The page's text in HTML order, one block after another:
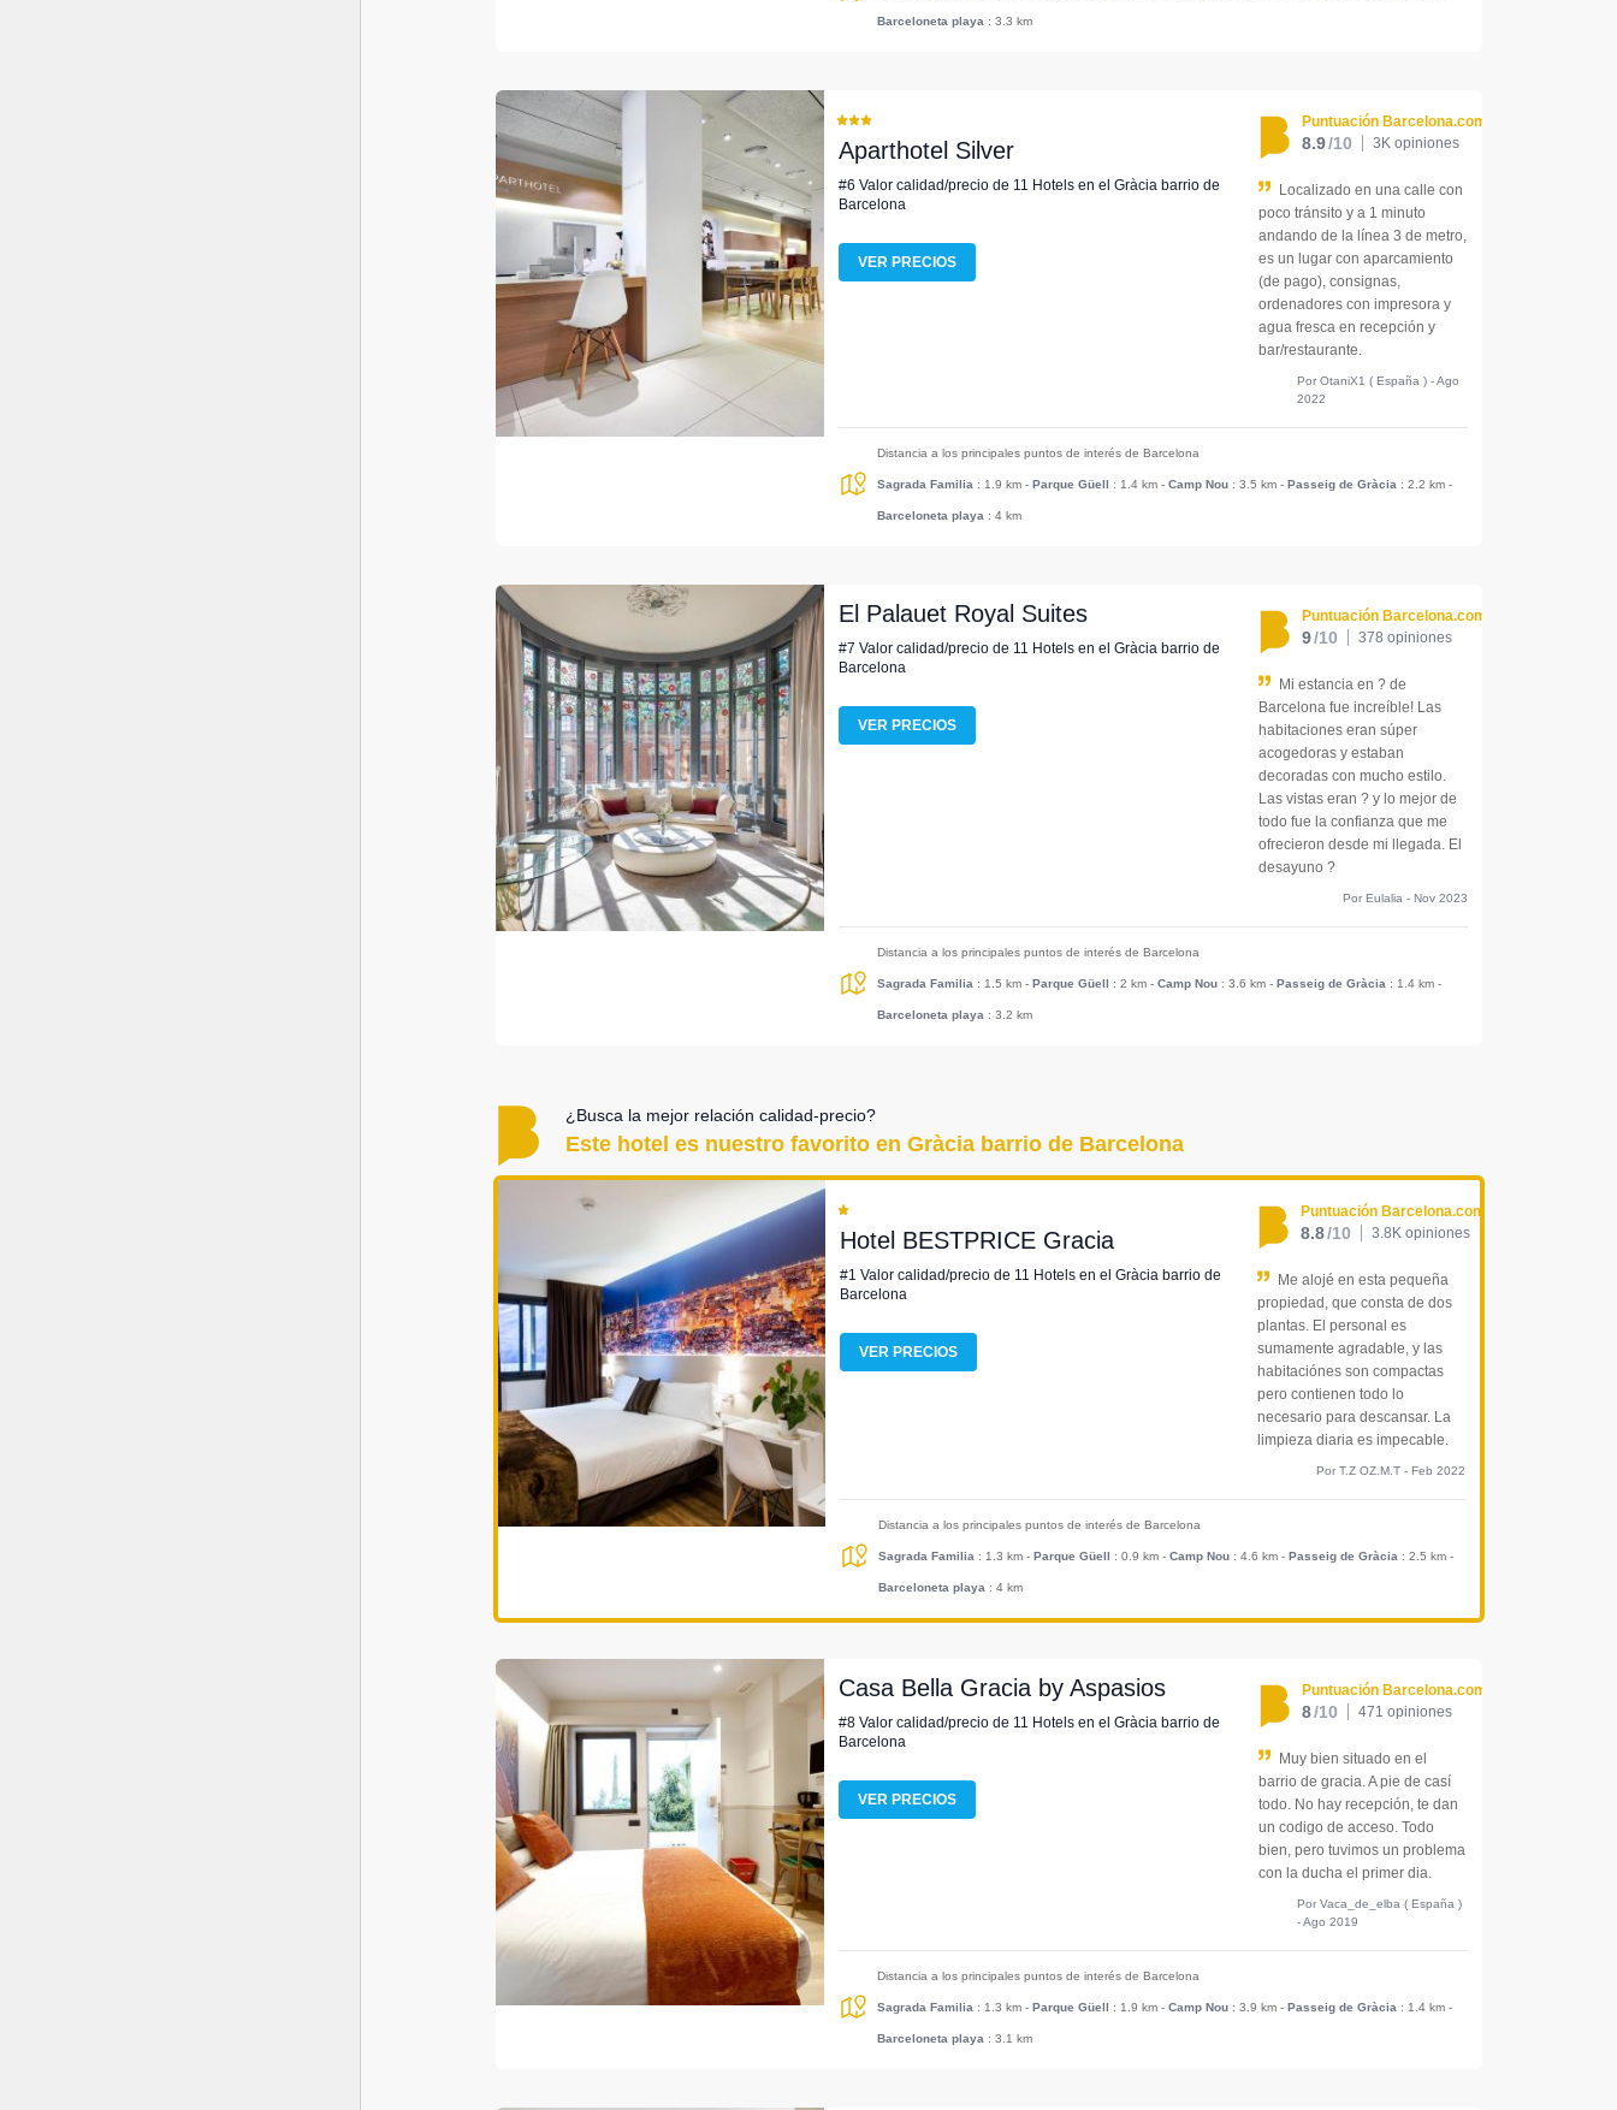
Barceloneta playa : 3.3 km
Aparthotel Silver
#6 Valor calidad/precio de 11 Hotels en el Gràcia barrio de
Barcelona
VER PRECIOS
Puntuación Barcelona.com
8.9/10 3K opiniones
Localizado en una calle con
poco tránsito y a 1 minuto
andando de la línea 3 de metro,
es un lugar con aparcamiento
(de pago), consignas,
ordenadores con impresora y
agua fresca en recepción y
bar/restaurante.
Por OtaniX1 ( España ) - Ago
2022
Distancia a los principales puntos de interés de Barcelona
Sagrada Familia : 1.9 km-Parque Güell : 1.4 km-Camp Nou : 3.5 km-Passeig de Gràcia : 2.2 km-
Barceloneta playa : 4 km
El Palauet Royal Suites
#7 Valor calidad/precio de 11 Hotels en el Gràcia barrio de
Barcelona
VER PRECIOS
Puntuación Barcelona.com
9/10 378 opiniones
Mi estancia en ? de
Barcelona fue increíble! Las
habitaciones eran súper
acogedoras y estaban
decoradas con mucho estilo.
Las vistas eran ? y lo mejor de
todo fue la confianza que me
ofrecieron desde mi llegada. El
desayuno ?
Por Eulalia - Nov 2023
Distancia a los principales puntos de interés de Barcelona
Sagrada Familia : 1.5 km-Parque Güell : 2 km-Camp Nou : 3.6 km-Passeig de Gràcia : 1.4 km-
Barceloneta playa : 3.2 km
¿Busca la mejor relación calidad-precio?
Este hotel es nuestro favorito en Gràcia barrio de Barcelona
Hotel BESTPRICE Gracia
#1 Valor calidad/precio de 11 Hotels en el Gràcia barrio de
Barcelona
VER PRECIOS
Puntuación Barcelona.com
8.8/10 3.8K opiniones
Me alojé en esta pequeña
propiedad, que consta de dos
plantas. El personal es
sumamente agradable, y las
habitaciónes son compactas
pero contienen todo lo
necesario para descansar. La
limpieza diaria es impecable.
Por T.Z OZ.M.T - Feb 2022
Distancia a los principales puntos de interés de Barcelona
Sagrada Familia : 1.3 km - Parque Güell : 0.9 km - Camp Nou: 4.6 km - Passeig de Gràcia : 2.5 km -
Barceloneta playa : 4 km
Casa Bella Gracia by Aspasios
#8 Valor calidad/precio de 11 Hotels en el Gràcia barrio de
Barcelona
VER PRECIOS
Puntuación Barcelona.com
8/10 471 opiniones
Muy bien situado en el
barrio de gracia. A pie de casí
todo. No hay recepción, te dan
un codigo de acceso. Todo
bien, pero tuvimos un problema
con la ducha el primer dia.
Por Vaca_de_elba ( España )
- Ago 2019
Distancia a los principales puntos de interés de Barcelona
Sagrada Familia : 1.3 km-Parque Güell : 1.9 km-Camp Nou : 3.9 km-Passeig de Gràcia : 1.4 km-
Barceloneta playa : 3.1 km